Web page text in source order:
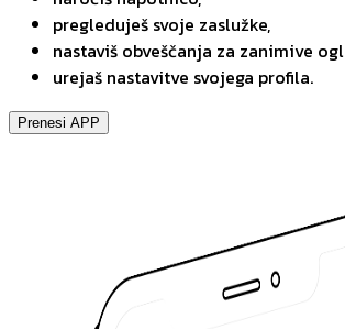
pregleduješ svoje zaslužke,
nastaviš obveščanja za zanimive
urejaš nastavitve svojega profila.
Prenesi APP